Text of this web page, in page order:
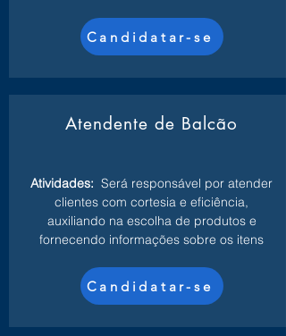
Candidatar-se
Atendente de Balcão
Atividades: Será responsável por atender
clientes com cortesia e eficiência,
auxiliando na escolha de produtos e
fornecendo informações sobre os itens
Candidatar-se